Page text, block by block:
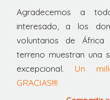
Agradecemos a
interesado, a los
voluntarios de
terreno muestran una
excepcional. Un
GRACIAS!!!!